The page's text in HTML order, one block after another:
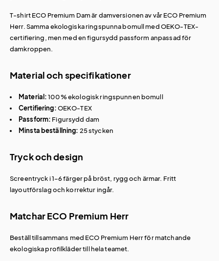
T-shirt ECO Premium Dam är damversionen av vårECO Premium
Herr. Samma ekologiska ringspunna bomull med OEKO-TEX-
certifiering, men med en figursydd passform anpassad för
damkroppen.
Material och specifikationer
Material:100 % ekologisk ringspunnen bomull
Certifiering:OEKO-TEX
Passform: Figursydd dam
Minsta beställning: 25 stycken
Tryck och design
Screentryck i 1–6 färger på bröst, rygg och ärmar. Fritt
layoutförslag och korrektur ingår.
Matchar ECO Premium Herr
Beställ tillsammans med ECO Premium Herrför matchande
ekologiska profilkläder till hela teamet.